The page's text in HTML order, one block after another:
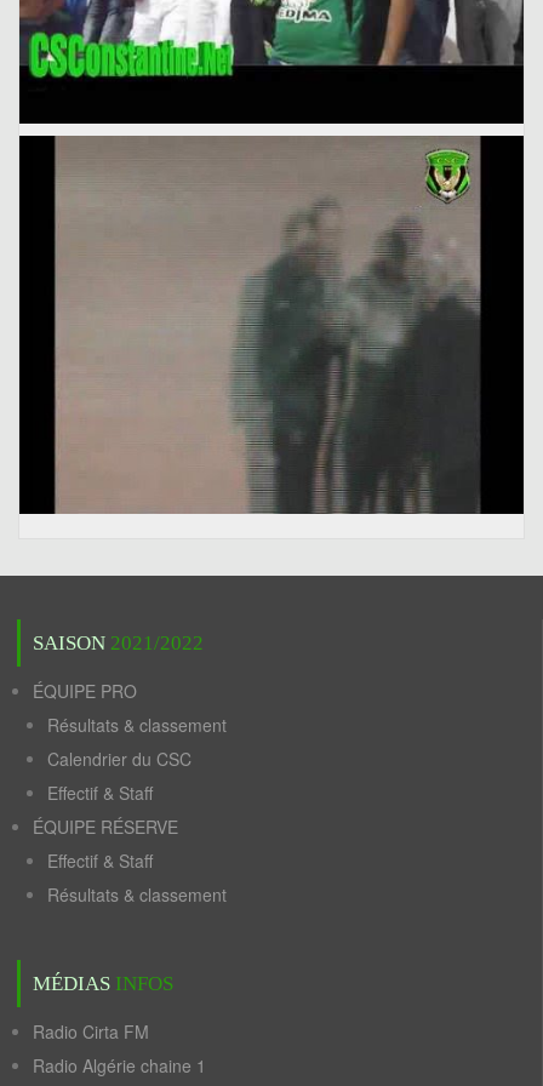
SAISON 2021/2022
ÉQUIPE PRO
Résultats & classement
Calendrier du CSC
Effectif & Staff
ÉQUIPE RÉSERVE
Effectif & Staff
Résultats & classement
MÉDIAS INFOS
Radio Cirta FM
Radio Algérie chaine 1